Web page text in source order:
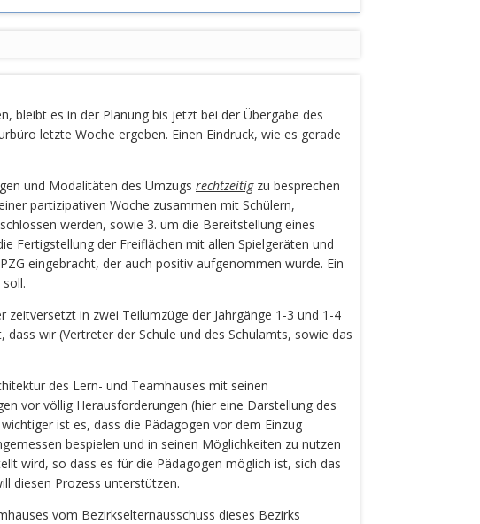
bleibt es in der Planung bis jetzt bei der Übergabe des
letzte Woche ergeben. Einen Eindruck, wie es gerade
und Modalitäten des Umzugs rechtzeitigzu besprechen
partizipativen Woche zusammen mit Schülern,
werden, sowie 3. um die Bereitstellung eines
Fertigstellung der Freiflächen mit allen Spielgeräten und
eingebracht, der auch positiv aufgenommen wurde. Ein
in zwei Teilumzüge der Jahrgänge 1-3 und 1-4
wir (Vertreter der Schule und des Schulamts, sowie das
des Lern- und Teamhauses mit seinen
vor völlig Herausforderungen (hier eine Darstellung des
ist es, dass die Pädagogen vor dem Einzug
bespielen und in seinen Möglichkeiten zu nutzen
wird, so dass es für die Pädagogen möglich ist, sich das
diesen Prozess unterstützen.
vom Bezirkselternausschuss dieses Bezirks